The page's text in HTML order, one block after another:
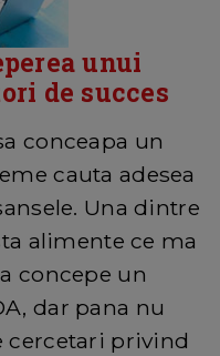
unui
de succes
conceapa un
cauta adesea
Una dintre
alimente ce ma
concepe un
dar pana nu
cercetari privind